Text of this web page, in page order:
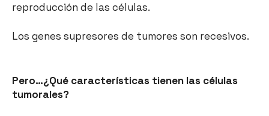
reproducción de las células.
Los genes supresores de tumores son recesivos.
Pero…¿Qué características tienen las células
tumorales?